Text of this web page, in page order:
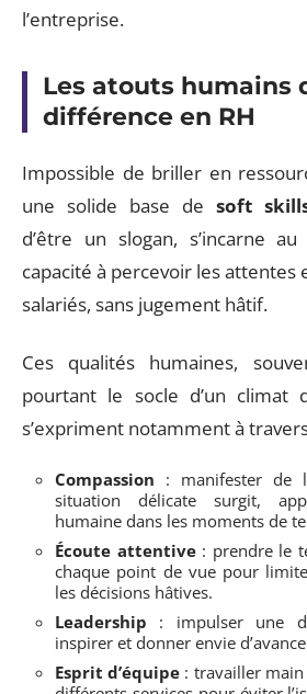
l’entreprise.
Les atouts humains
différence en RH
Impossible de briller en
une solide base de soft
d’être un slogan, s’incarne
capacité à percevoir les attentes
salariés, sans jugement hâtif.
Ces qualités humaines,
pourtant le socle d’un climat
s’expriment notamment à
Compassion : manifester de
situation délicate surgit,
humaine dans les moments de
Écoute attentive: prendre le
chaque point de vue pour
les décisions hâtives.
Leadership : impulser une
inspirer et donner envie
Esprit d’équipe : travailler main